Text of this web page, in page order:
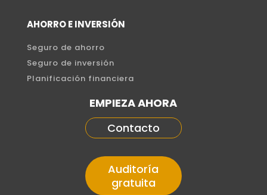
AHORRO E INVERSIÓN
Seguro de ahorro
Seguro de inversión
Planificación financiera
EMPIEZA AHORA
Contacto
Auditoría
gratuita